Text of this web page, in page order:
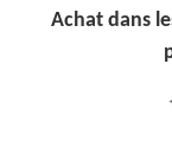
Achat dans